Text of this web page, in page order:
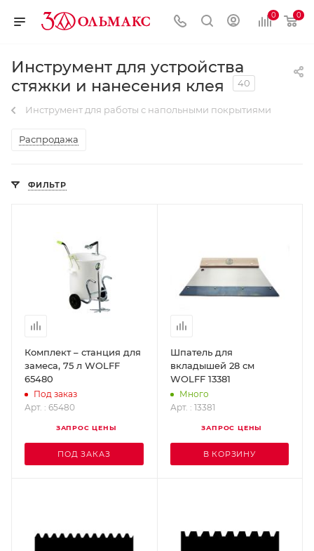
0 0
Инструмент для устройства
стяжки и нанесения клея
40
Инструмент для работы с напольными покрытиями
Распродажа
ФИЛЬТР
Комплект – станция для
замеса, 75 л WOLFF
65480
Под заказ
Арт. : 65480
ЗАПРОС ЦЕНЫ
ПОД ЗАКАЗ
Шпатель для
вкладышей 28 см
WOLFF 13381
Много
Арт. : 13381
ЗАПРОС ЦЕНЫ
В КОРЗИНУ